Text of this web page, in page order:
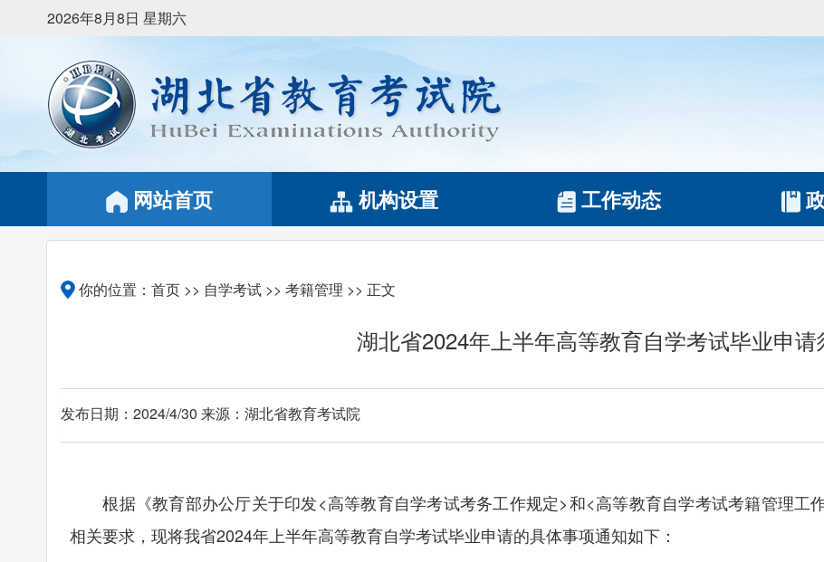
2026年8月8日 星期六
网站首页 机构设置 工作动态
你的位置： 首页 >> 自学考试 >> 考籍管理 >> 正文
湖北省2024年上半年高等教育自学考试毕业申请
发布日期：2024/4/30 来源：湖北省教育考试院
根据《教育部办公厅关于印发<高等教育自学考试考务工作规定>和<高等教育自学考试考籍管理工
相关要求，现将我省2024年上半年高等教育自学考试毕业申请的具体事项通知如下：